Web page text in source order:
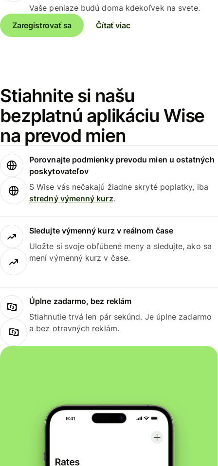
Vaše peniaze budú doma kdekoľvek na svete.
Zaregistrovať sa
Čítať viac
Stiahnite si našu
bezplatnú aplikáciu Wise
na prevod mien
Porovnajte podmienky prevodu mien u ostatných
poskytovateľov
S Wise vás nečakajú žiadne skryté poplatky, iba
stredný výmenný kurz.
Sledujte výmenný kurz v reálnom čase
Uložte si svoje obľúbené meny a sledujte, ako sa
mení výmenný kurz v čase.
Úplne zadarmo, bez reklám
Stiahnutie trvá len pár sekúnd. Je úplne zadarmo
a bez otravných reklám.